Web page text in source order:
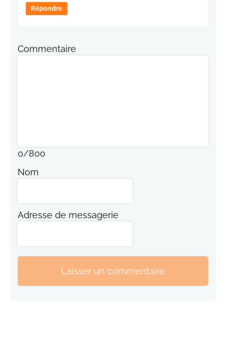
Répondre
Commentaire
0/800
Nom
Adresse de messagerie
Laisser un commentaire